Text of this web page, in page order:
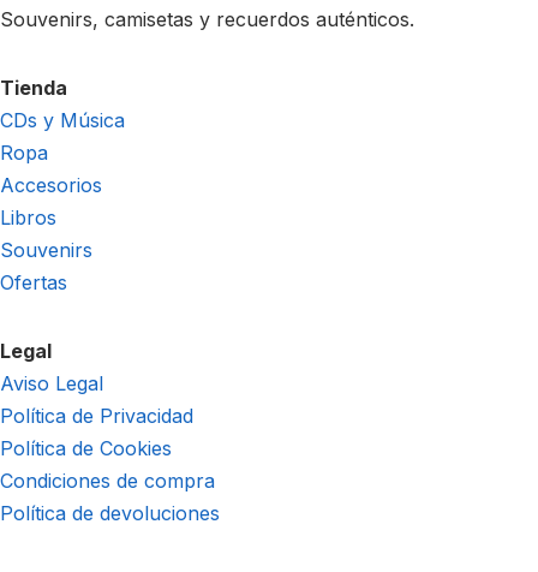
Souvenirs, camisetas y recuerdos auténticos.
Tienda
CDs y Música
Ropa
Accesorios
Libros
Souvenirs
Ofertas
Legal
Aviso Legal
Política de Privacidad
Política de Cookies
Condiciones de compra
Política de devoluciones